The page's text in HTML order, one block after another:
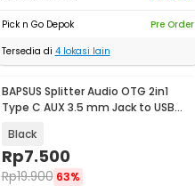
Pick n Go Depok
Pre Order
Tersedia di 4lokasi lain
BAPSUS Splitter Audio OTG 2in1
Type C AUX 3.5 mm Jack to USB
Black
Rp7.500
Rp19.900 63%